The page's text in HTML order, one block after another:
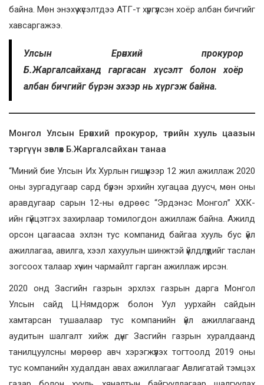
байна. Мөн энэхүү хүсэлтдээ АТГ-т хүргүүлсэн хоёр албан бичгийг
хавсаргажээ.
Улсын Ерөнхий прокурор
Б.Жаргалсайханд гаргасан хүсэлт болон хоёр
албан бичгийг бүрэн эхээр нь хүргэж байна.
Монгол Улсын Ерөнхий прокурор, төрийн хууль цаазын
тэргүүн зөвлөх Б.Жаргалсайхан танаа
“Миний бие Улсын Их Хурлын гишүүнээр 12 жил ажиллаж 2020
оны зургадугаар сард бүрэн эрхийн хугацаа дуусч, мөн оны
аравдугаар сарын 12-ны өдрөөс “Эрдэнэс Монгол” ХХК-
ийн гүйцэтгэх захирлаар томилогдон ажиллаж байна. Ажилд
орсон цагаасаа эхлэн тус компанид байгаа хууль бус үйл
ажиллагаа, авилга, хээл хахуулын шинжтэй үйлдлүүдийг таслан
зогсоох талаар хүчин чармайлт гарган ажиллаж ирсэн.
2020 онд Засгийн газрын эрхлэх газрын дарга Монгол
Улсын сайд Ц.Нямдорж болон Уул уурхайн сайдын
хамтарсан тушаалаар тус компанийн үйл ажиллагаанд
аудитын шалгалт хийж дүнг Засгийн газрын хуралдаанд
танилцуулсны мөрөөр авч хэрэгжүүлэх тогтоолд 2019 оны
тус компанийн худалдан авах ажиллагааг Авлигатай тэмцэх